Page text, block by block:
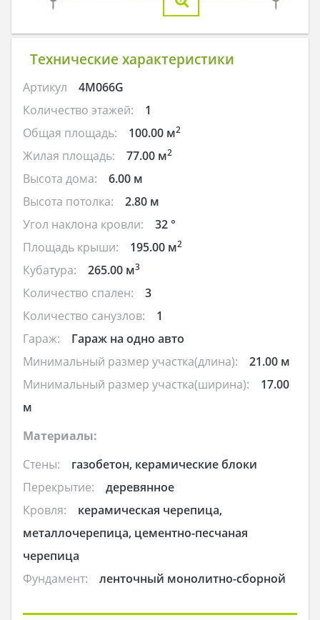
Технические характеристики
Артикул
4M066G
Количество этажей:
1
Общая площадь:
100.00 м2
Жилая площадь: 77.00 м2
Высота дома:
6.00 м
Высота потолка:
2.80 м
Угол наклона кровли:
32 °
Площадь крыши:
195.00 м2
Кубатура: 265.00 м3
Количество спален:
3
Количество санузлов:
1
Гараж:
Гараж на одно авто
Минимальный размер участка(длина):
21.00 м
Минимальный размер участка(ширина):
17.00
м
Материалы:
Стены:
газобетон, керамические блоки
Перекрытие:
деревянное
Кровля:
керамическая черепица,
металлочерепица, цементно-песчаная
черепица
Фундамент:
ленточный монолитно-сборной